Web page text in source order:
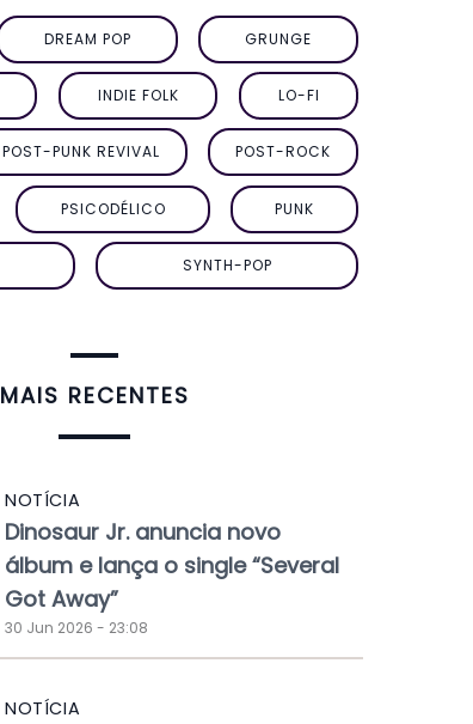
DREAM POP GRUNGE
INDIE FOLK LO-FI
POST-PUNK REVIVAL POST-ROCK
PSICODÉLICO PUNK
SYNTH-POP
MAIS RECENTES
NOTÍCIA
Dinosaur Jr. anuncia novo
álbum e lança o single “Several
Got Away”
30 Jun 2026 - 23:08
NOTÍCIA